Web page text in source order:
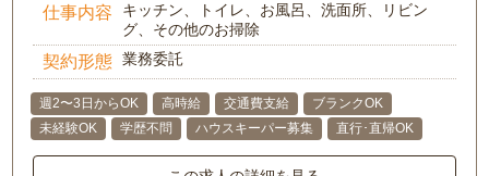
仕事内容
キッチン、トイレ、お風呂、洗面所、リビン
グ、その他のお掃除
契約形態 業務委託
週2〜3日からOK 高時給 交通費支給
ブランクOK
未経験OK
学歴不問 ハウスキーパー募集 直行･直帰OK